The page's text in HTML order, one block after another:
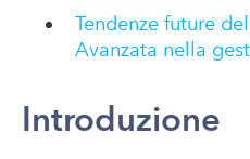
Tendenze future
Avanzata nella